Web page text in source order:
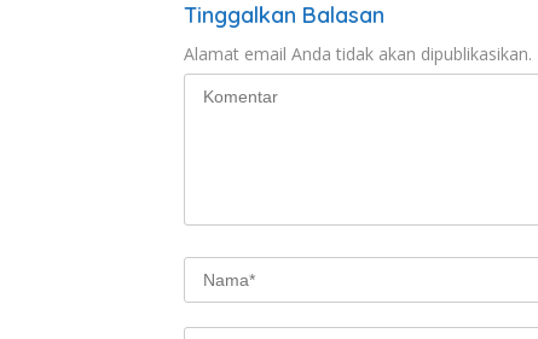
Tinggalkan Balasan
Alamat email Anda tidak akan dipublikasikan.